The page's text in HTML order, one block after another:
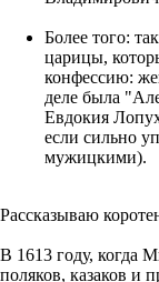
Более того:
царицы,
конфессию:
деле была
Евдокия
если сильно
мужицкими).
Рассказываю
В 1613 году, когда
поляков, казаков и